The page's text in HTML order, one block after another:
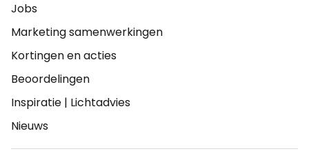
Jobs
Marketing samenwerkingen
Kortingen en acties
Beoordelingen
Inspiratie | Lichtadvies
Nieuws